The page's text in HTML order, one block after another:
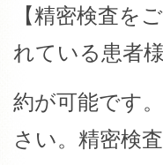
【精密検査を
れている患者
約が可能です
さい。精密検